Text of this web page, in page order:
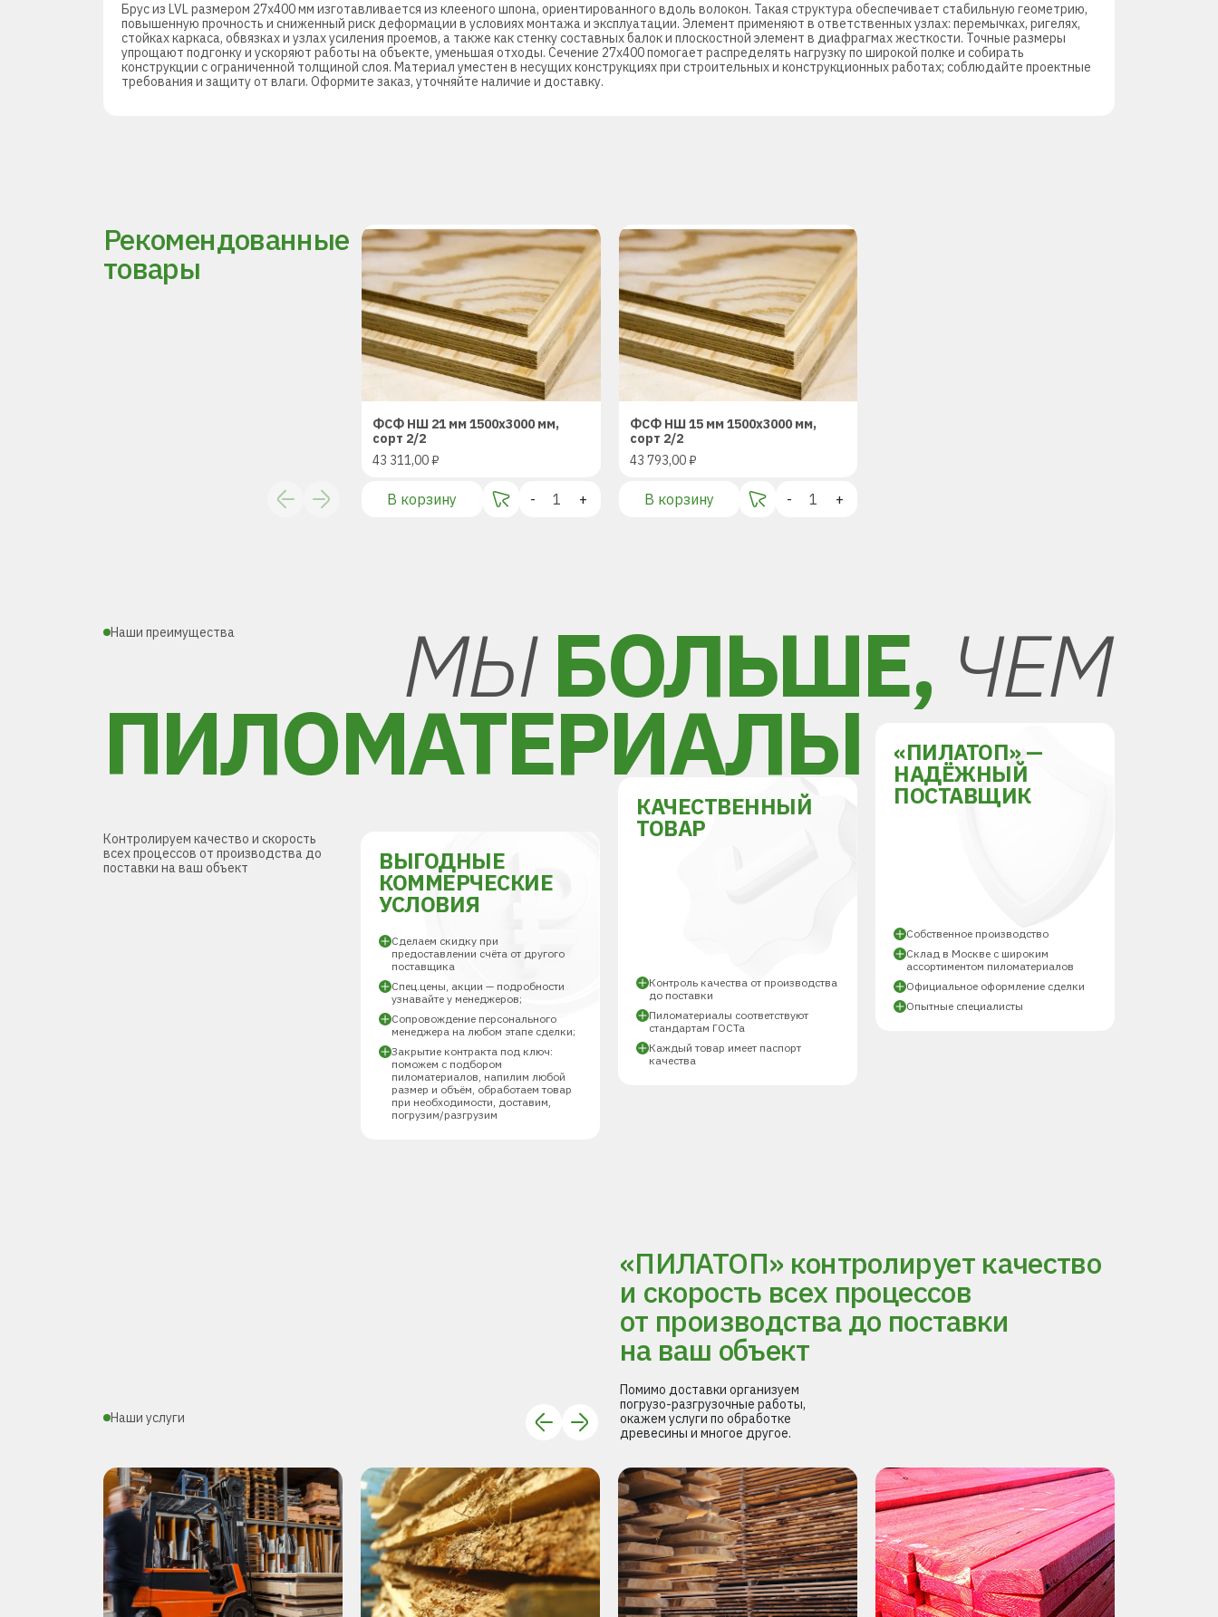
Брус из LVL размером 27х400 мм изготавливается из клееного шпона, ориентированного вдоль волокон. Такая структура обеспечивает стабильную геометрию,
повышенную прочность и сниженный риск деформации в условиях монтажа и эксплуатации. Элемент применяют в ответственных узлах: перемычках, ригелях,
стойках каркаса, обвязках и узлах усиления проемов, а также как стенку составных балок и плоскостной элемент в диафрагмах жесткости. Точные размеры
упрощают подгонку и ускоряют работы на объекте, уменьшая отходы. Сечение 27х400 помогает распределять нагрузку по широкой полке и собирать
конструкции с ограниченной толщиной слоя. Материал уместен в несущих конструкциях при строительных и конструкционных работах; соблюдайте проектные
требования и защиту от влаги. Оформите заказ, уточняйте наличие и доставку.
Рекомендованные
товары
ФСФ НШ 21 мм 1500х3000 мм,
сорт 2/2
43 311,00₽
В корзину - +
ФСФ НШ 15 мм 1500х3000 мм,
сорт 2/2
43 793,00₽
В корзину - +
Наши преимущества МЫБОЛЬШЕ, ЧЕМ
ПИЛОМАТЕРИАЛЫ
Контролируем качество и скорость
всех процессов от производства до
поставки на ваш объект
ВЫГОДНЫЕ
КОММЕРЧЕСКИЕ
УСЛОВИЯ
Сделаем скидку при
предоставлении счёта от другого
поставщика
Спец.цены, акции — подробности
узнавайте у менеджеров;
Сопровождение персонального
менеджера на любом этапе сделки;
Закрытие контракта под ключ:
поможем с подбором
пиломатериалов, напилим любой
размер и объём, обработаем товар
при необходимости, доставим,
погрузим/разгрузим
КАЧЕСТВЕННЫЙ
ТОВАР
Контроль качества от производства
до поставки
Пиломатериалы соответствуют
стандартам ГОСТа
Каждый товар имеет паспорт
качества
«ПИЛАТОП» —
НАДЁЖНЫЙ
ПОСТАВЩИК
Собственное производство
Склад в Москве с широким
ассортиментом пиломатериалов
Официальное оформление сделки
Опытные специалисты
Наши услуги
«ПИЛАТОП» контролирует качество
и скорость всех процессов
от производства до поставки
на ваш объект
Помимо доставки организуем
погрузо-разгрузочные работы,
окажем услуги по обработке
древесины и многое другое.